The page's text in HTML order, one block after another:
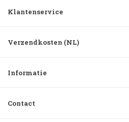
Klantenservice
Verzendkosten (NL)
Informatie
Contact